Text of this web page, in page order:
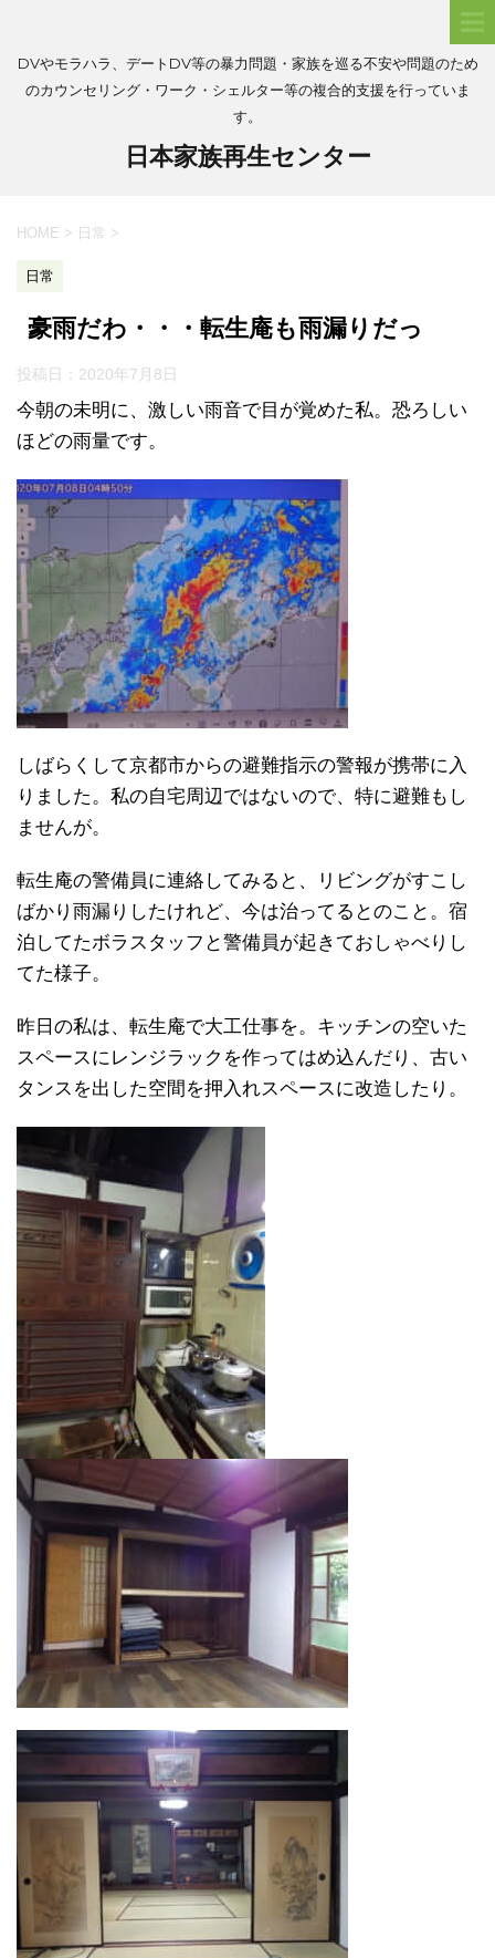
DVやモラハラ、デートDV等の暴力問題・家族を巡る不安や問題のため
のカウンセリング・ワーク・シェルター等の複合的支援を行っていま
す。
日本家族再生センター
HOME > 日常 >
日常
豪雨だわ・・・転生庵も雨漏りだっ
投稿日： 2020年7月8日
今朝の未明に、激しい雨音で目が覚めた私。恐ろしい
ほどの雨量です。
しばらくして京都市からの避難指示の警報が携帯に入
りました。私の自宅周辺ではないので、特に避難もし
ませんが。
転生庵の警備員に連絡してみると、リビングがすこし
ばかり雨漏りしたけれど、今は治ってるとのこと。宿
泊してたボラスタッフと警備員が起きておしゃべりし
てた様子。
昨日の私は、転生庵で大工仕事を。キッチンの空いた
スペースにレンジラックを作ってはめ込んだり、古い
タンスを出した空間を押入れスペースに改造したり。